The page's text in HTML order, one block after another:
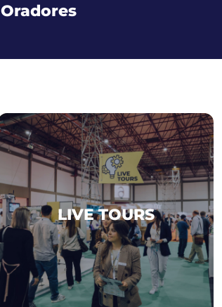
Oradores
LIVE TOURS
LIVE TOURS
EM BREVE...